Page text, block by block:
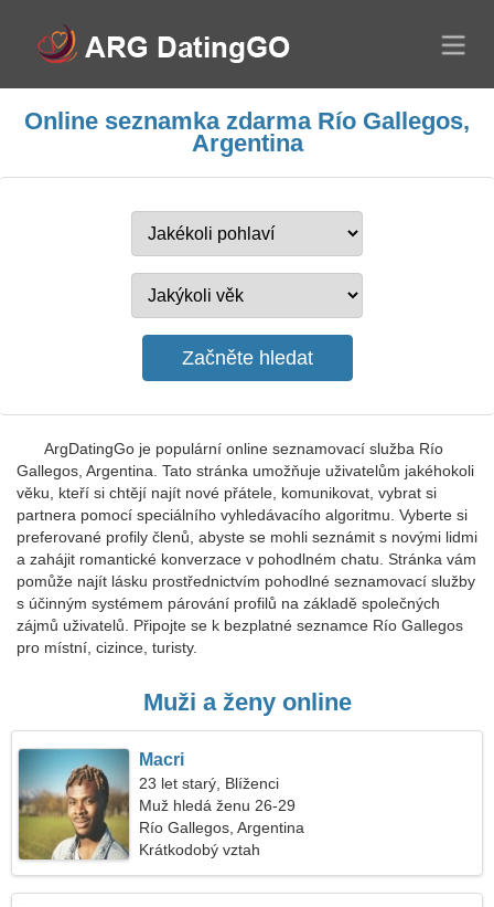
Online seznamka zdarma Río Gallegos,
Argentina
ArgDatingGo je populární online seznamovací služba Río
Gallegos, Argentina. Tato stránka umožňuje uživatelům jakéhokoli
věku, kteří si chtějí najít nové přátele, komunikovat, vybrat si
partnera pomocí speciálního vyhledávacího algoritmu. Vyberte si
preferované profily členů, abyste se mohli seznámit s novými lidmi
a zahájit romantické konverzace v pohodlném chatu. Stránka vám
pomůže najít lásku prostřednictvím pohodlné seznamovací služby
s účinným systémem párování profilů na základě společných
zájmů uživatelů. Připojte se k bezplatné seznamce Río Gallegos
pro místní, cizince, turisty.
Muži a ženy online
Macri
23 let starý, Blíženci
Muž hledá ženu 26-29
Río Gallegos, Argentina
Krátkodobý vztah